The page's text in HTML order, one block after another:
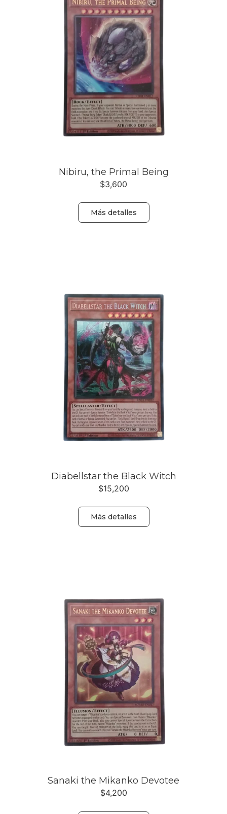
Nibiru, the Primal Being
$3,600
Más detalles
Diabellstar the Black Witch
$15,200
Más detalles
Sanaki the Mikanko Devotee
$4,200